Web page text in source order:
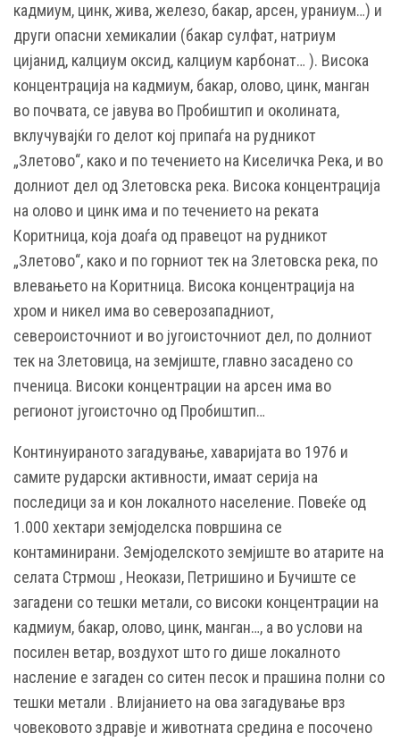
кадмиум, цинк, жива, железо, бакар, арсен, ураниум…) и
други опасни хемикалии (бакар сулфат, натриум
цијанид, калциум оксид, калциум карбонат… ). Висока
концентрација на кадмиум, бакар, олово, цинк, манган
во почвата, се јавува во Пробиштип и околината,
вклучувајќи го делот кој припаѓа на рудникот
„Злетово“, како и по течението на Киселичка Река, и во
долниот дел од Злетовска река. Висока концентрација
на олово и цинк има и по течението на реката
Коритница, која доаѓа од правецот на рудникот
„Злетово“, како и по горниот тек на Злетовска река, по
влевањето на Коритница. Висока концентрација на
хром и никел има во северозападниот,
североисточниот и во југоисточниот дел, по долниот
тек на Злетовица, на земјиште, главно засадено со
пченица. Високи концентрации на арсен има во
регионот југоисточно од Пробиштип…
Континуираното загадување, хаваријата во 1976 и
самите рударски активности, имаат серија на
последици за и кон локалното население. Повеќе од
1.000 хектари земјоделска површина се
контаминирани. Земјоделското земјиште во атарите на
селата Стрмош , Неокази, Петришино и Бучиште се
загадени со тешки метали, со високи концентрации на
кадмиум, бакар, олово, цинк, манган…, а во услови на
посилен ветар, воздухот што го дише локалното
насление е загаден со ситен песок и прашина полни со
тешки метали . Влијанието на ова загадување врз
човековото здравје и животната средина е посочено